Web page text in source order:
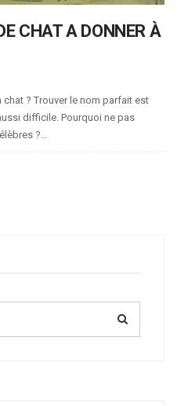
CHAT A DONNER À
? Trouver le nom parfait est
difficile. Pourquoi ne pas
?…